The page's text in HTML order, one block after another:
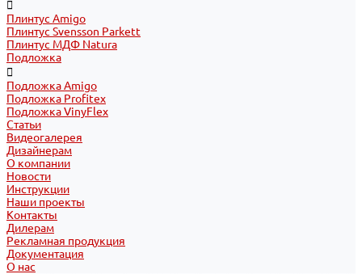
Плинтус Amigo
Плинтус Svensson Parkett
Плинтус МДФ Natura
Подложка
Подложка Amigo
Подложка Profitex
Подложка VinyFlex
Статьи
Видеогалерея
Дизайнерам
О компании
Новости
Инструкции
Наши проекты
Контакты
Дилерам
Рекламная продукция
Документация
О нас